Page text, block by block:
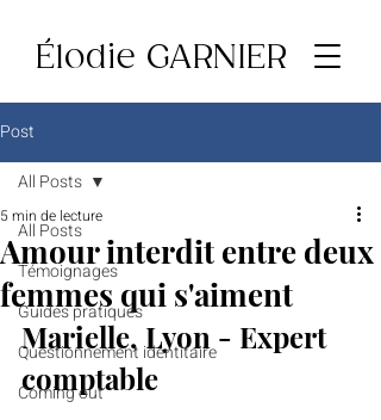
Élodie GARNIER
Post
All Posts
Témoignages
Guides pratiques
Questionnement identitaire
Coming out
All Posts
Amour interdit entre deux
femmes qui s'aiment
5 min de lecture
Marielle, Lyon - Expert
comptable